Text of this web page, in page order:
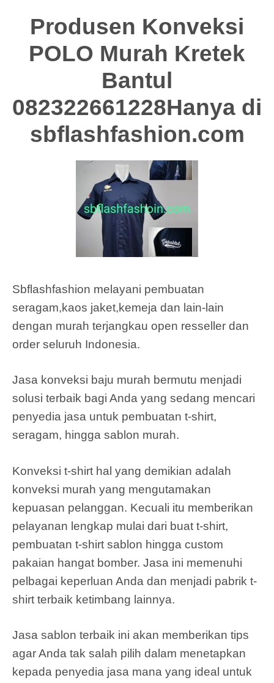
Produsen Konveksi
POLO Murah Kretek
Bantul
082322661228Hanya di
sbflashfashion.com
Sbflashfashion melayani pembuatan
seragam,kaos jaket,kemeja dan lain-lain
dengan murah terjangkau open resseller dan
order seluruh Indonesia.
Jasa konveksi baju murah bermutu menjadi
solusi terbaik bagi Anda yang sedang mencari
penyedia jasa untuk pembuatan t-shirt,
seragam, hingga sablon murah.
Konveksi t-shirt hal yang demikian adalah
konveksi murah yang mengutamakan
kepuasan pelanggan. Kecuali itu memberikan
pelayanan lengkap mulai dari buat t-shirt,
pembuatan t-shirt sablon hingga custom
pakaian hangat bomber. Jasa ini memenuhi
pelbagai keperluan Anda dan menjadi pabrik t-
shirt terbaik ketimbang lainnya.
Jasa sablon terbaik ini akan memberikan tips
agar Anda tak salah pilih dalam menetapkan
kepada penyedia jasa mana yang ideal untuk